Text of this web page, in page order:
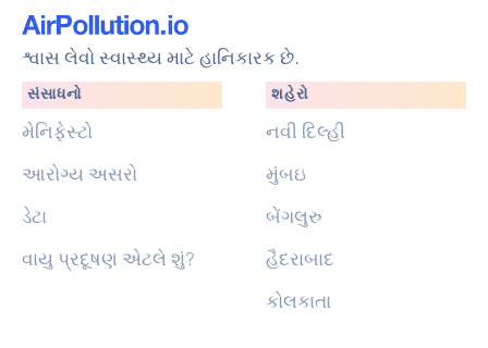
શ્વાસ લેવો સ્વાસ્થ્ય માટે હાનિકારક છે.
સંસાધનો
મેનિફેસ્ટો
આરોગ્ય અસરો
ડેટા
વાયુ પ્રદૂષણ એટલે શું?
શહેરો
નવી દિલ્હી
મુંબઇ
બેંગલુરુ
હૈદરાબાદ
કોલકાતા